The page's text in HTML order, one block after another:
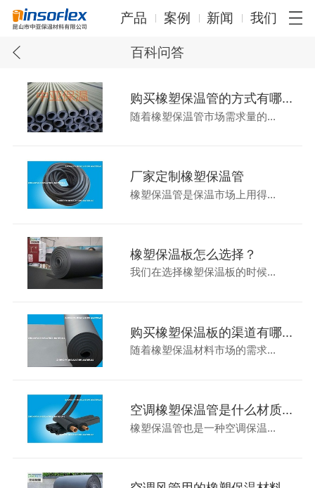
产品 案例 新闻 我们
百科问答
购买橡塑保温管的方式有哪...
随着橡塑保温管市场需求量的...
厂家定制橡塑保温管
橡塑保温管是保温市场上用得...
橡塑保温板怎么选择？
我们在选择橡塑保温板的时候...
购买橡塑保温板的渠道有哪...
随着橡塑保温材料市场的需求...
空调橡塑保温管是什么材质...
橡塑保温管也是一种空调保温...